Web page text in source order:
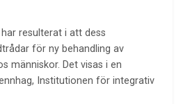
resulterat i att dess
för ny behandling av
människor. Det visas i en
Institutionen för integrativ